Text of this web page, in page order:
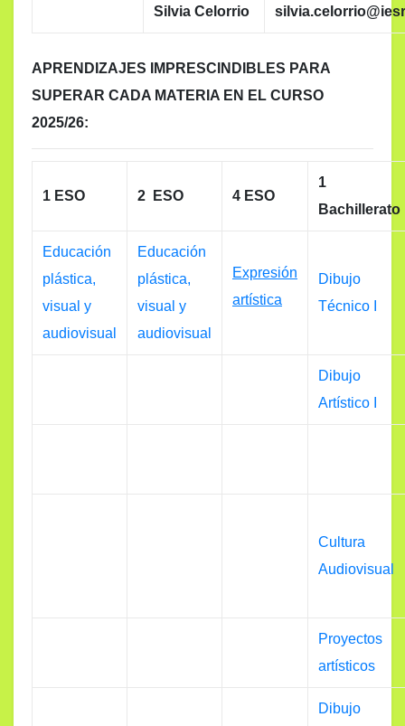
Silvia Celorrio
APRENDIZAJES IMPRESCINDIBLES PARA
SUPERAR CADA MATERIA EN EL CURSO
2025/26:
1 ESO 2 ESO 4 ESO
1
Bachillerato
Educación
plástica,
visual y
audiovisual
Educación
plástica,
visual y
audiovisual
Expresión
artística
Dibujo
Técnico I
Dibujo
Artístico I
Cultura
Audiovisual
Proyectos
artísticos
Dibujo